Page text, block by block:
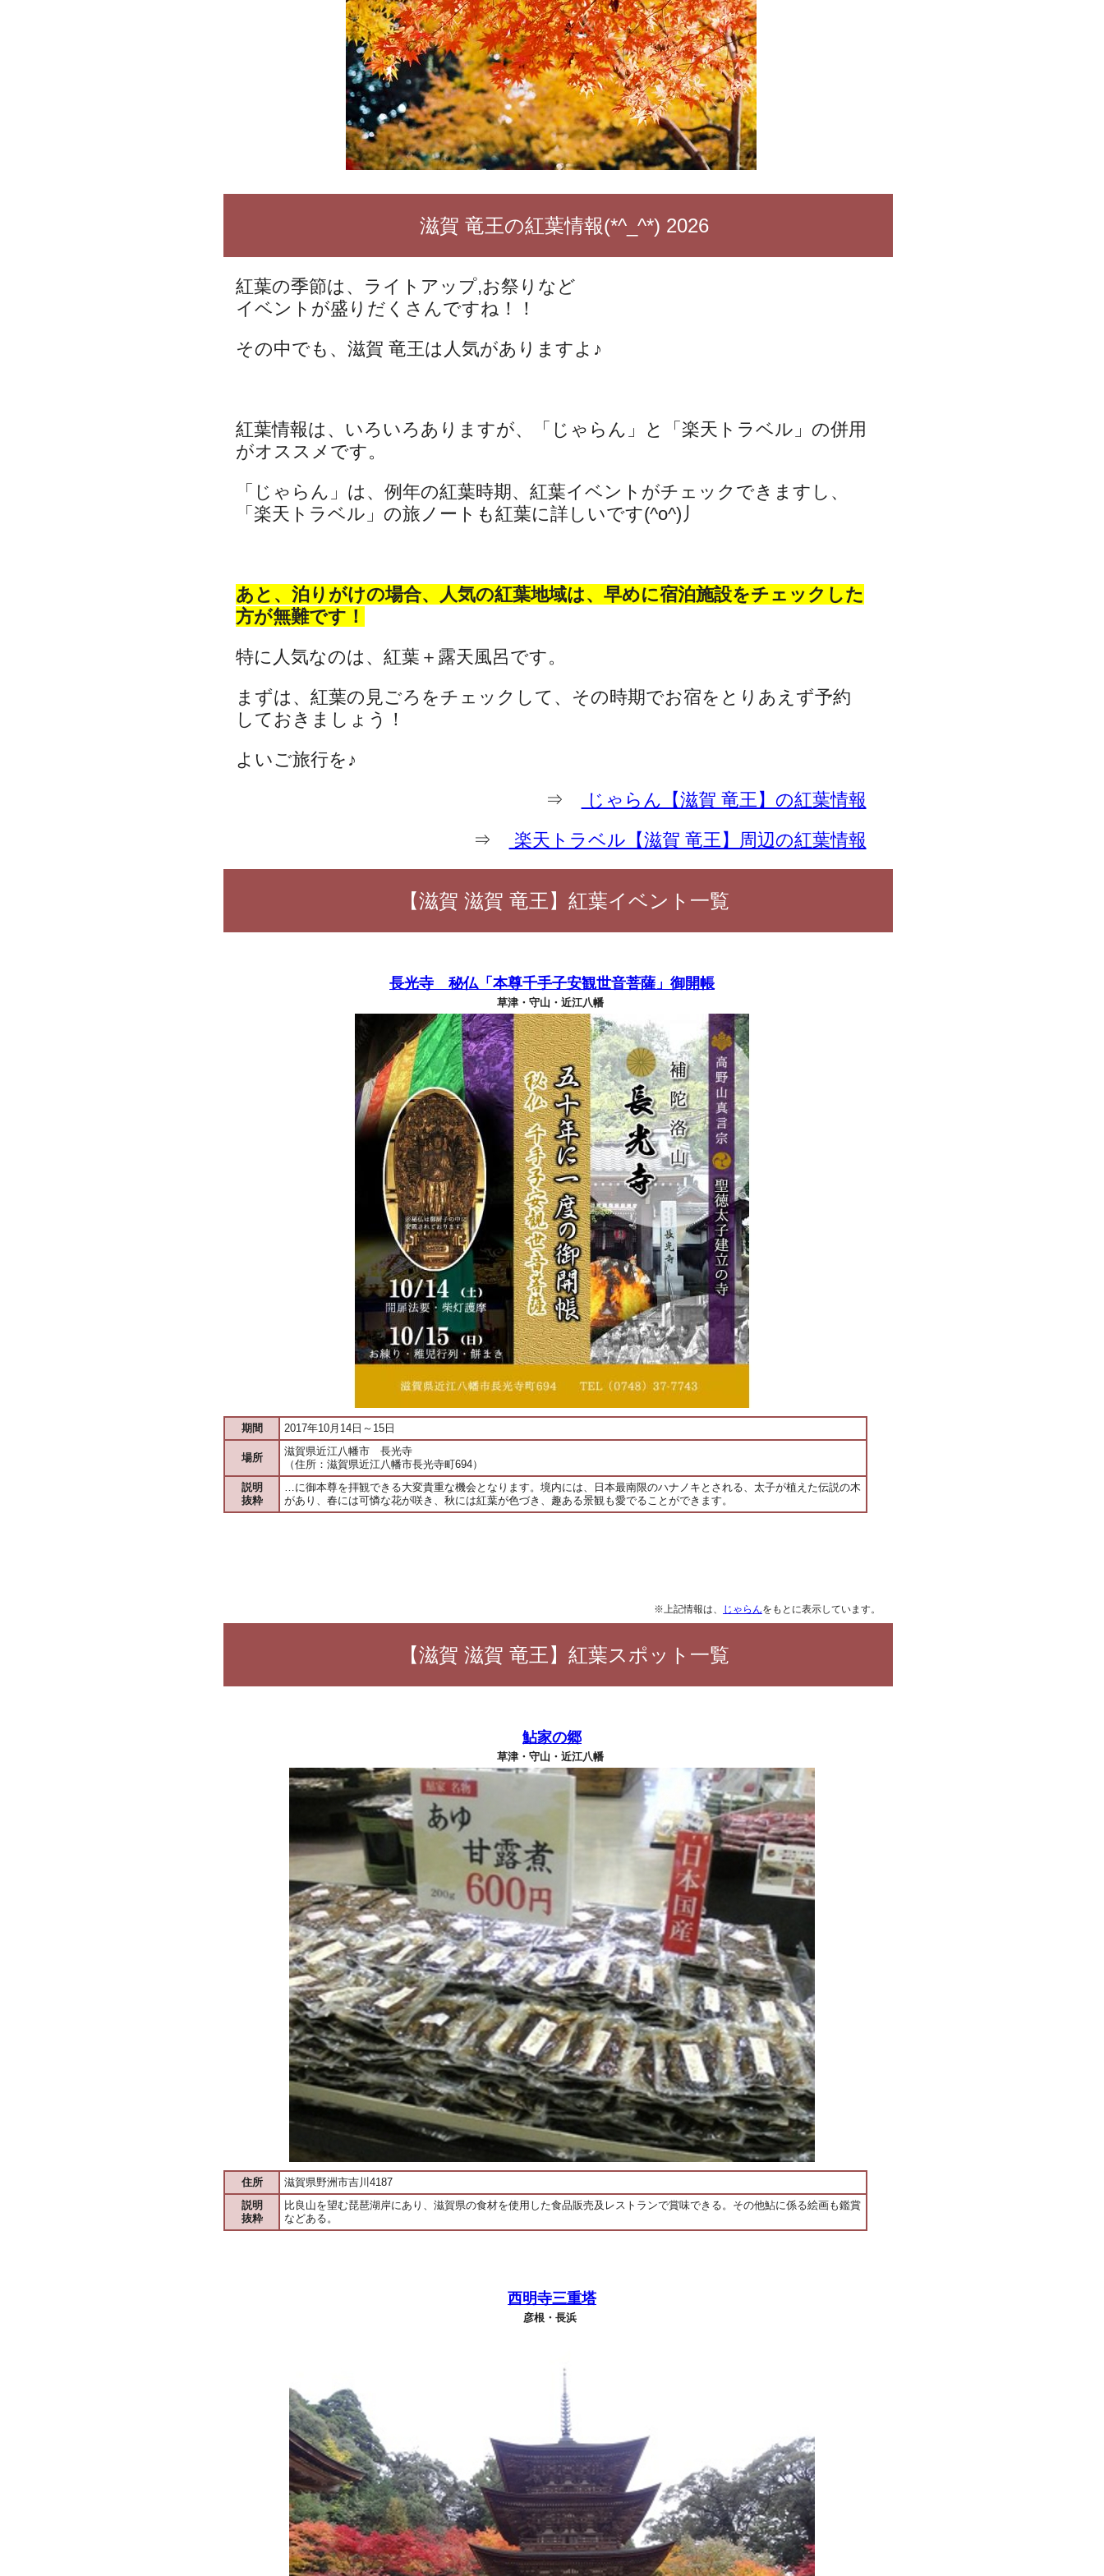
滋賀 竜王の紅葉情報(*^_^*) 2026
紅葉の季節は、ライトアップ,お祭りなど
イベントが盛りだくさんですね！！
その中でも、滋賀 竜王は人気がありますよ♪
紅葉情報は、いろいろありますが、「じゃらん」と「楽天トラベル」の併用
がオススメです。
「じゃらん」は、例年の紅葉時期、紅葉イベントがチェックできますし、
「楽天トラベル」の旅ノートも紅葉に詳しいです(^o^)丿
あと、泊りがけの場合、人気の紅葉地域は、早めに宿泊施設をチェックした
方が無難です！
特に人気なのは、紅葉＋露天風呂です。
まずは、紅葉の見ごろをチェックして、その時期でお宿をとりあえず予約
しておきましょう！
よいご旅行を♪
⇒
じゃらん【滋賀 竜王】の紅葉情報
⇒
楽天トラベル【滋賀 竜王】周辺の紅葉情報
【滋賀 滋賀 竜王】紅葉イベント一覧
長光寺 秘仏「本尊千手子安観世音菩薩」御開帳
草津・守山・近江八幡
期間 2017年10月14日～15日
場所
滋賀県近江八幡市 長光寺
（住所：滋賀県近江八幡市長光寺町694）
説明
抜粋
…に御本尊を拝観できる大変貴重な機会となります。境内には、日本最南限のハナノキとされる、太子が植えた伝説の木
があり、春には可憐な花が咲き、秋には紅葉が色づき、趣ある景観も愛でることができます。
※上記情報は、 じゃらんをもとに表示しています。
【滋賀 滋賀 竜王】紅葉スポット一覧
鮎家の郷
草津・守山・近江八幡
住所
滋賀県野洲市吉川4187
説明
抜粋
比良山を望む琵琶湖岸にあり、滋賀県の食材を使用した食品販売及レストランで賞味できる。その他鮎に係る絵画も鑑賞
などある。
西明寺三重塔
彦根・長浜